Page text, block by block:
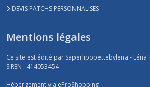
DEVIS PATCHS PERSONNALISES
Mentions légales
Ce site est édité par Saperlipopettebylena - Léna
SIREN : 414053454
Hébergement via eProShopping